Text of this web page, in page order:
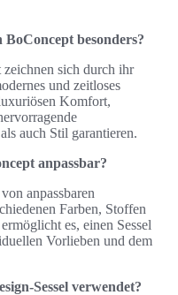
BoConcept besonders?
sich durch ihr
und zeitloses
Komfort,
auch Stil garantieren.
anpassbar?
anpassbaren
Farben, Stoffen
es, einen Sessel
Vorlieben und dem
Sessel verwendet?